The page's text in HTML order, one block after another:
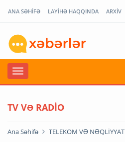
ANA SƏHİFƏ LAYİHƏ HAQQINDA ARXİV
TV VƏ RADİO
Ana Səhifə TELEKOM VƏ NƏQLİYYAT